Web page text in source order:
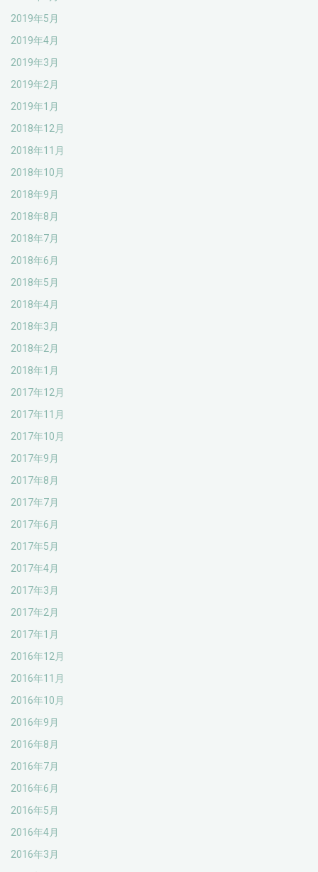
2019年5月
2019年4月
2019年3月
2019年2月
2019年1月
2018年12月
2018年11月
2018年10月
2018年9月
2018年8月
2018年7月
2018年6月
2018年5月
2018年4月
2018年3月
2018年2月
2018年1月
2017年12月
2017年11月
2017年10月
2017年9月
2017年8月
2017年7月
2017年6月
2017年5月
2017年4月
2017年3月
2017年2月
2017年1月
2016年12月
2016年11月
2016年10月
2016年9月
2016年8月
2016年7月
2016年6月
2016年5月
2016年4月
2016年3月